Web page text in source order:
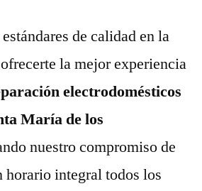
de calidad en la
la mejor experiencia
electrodomésticos
María de los
nuestro compromiso de
horario integral todos los